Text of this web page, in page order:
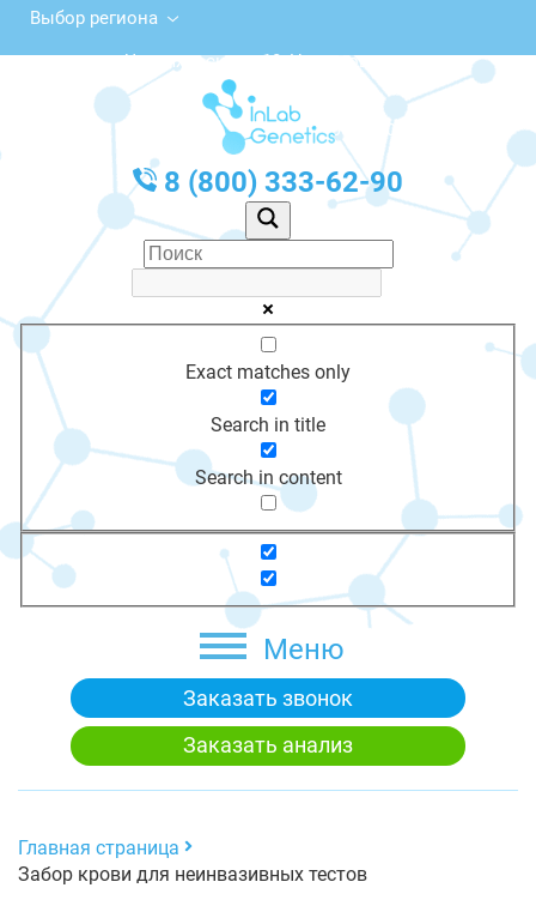
Выбор региона
ул. Черняховского, 18, Нестеров
с 10:00 до 20:00
График работы: Пн-Пт с 10:00 до 20:00
8 (800) 333-62-90
Exact matches only
Search in title
Search in content
Меню
Заказать звонок
Заказать анализ
Главная страница
Забор крови для неинвазивных тестов